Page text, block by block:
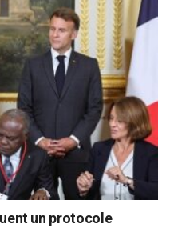
un protocole